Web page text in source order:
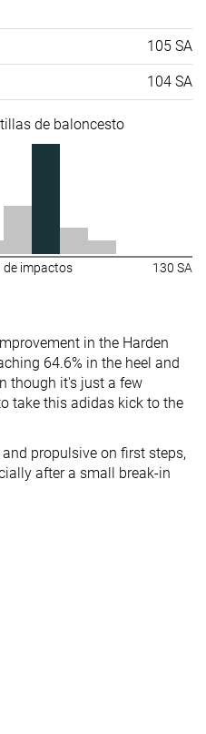
105 SA
104 SA
de baloncesto
de impactos 130 SA
in the Harden
64.6% in the heel and
though it's just a few
take this adidas kick to the
propulsive on first steps,
after a small break-in